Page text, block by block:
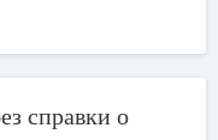
справки о